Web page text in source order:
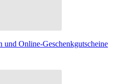
und Online-Geschenkgutscheine